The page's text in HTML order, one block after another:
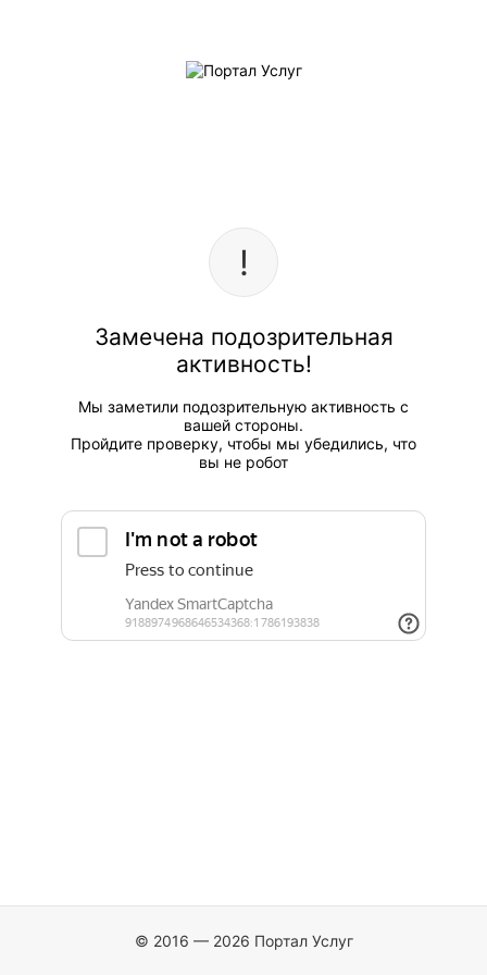
Замечена подозрительная
активность!
Мы заметили подозрительную активность с
вашей стороны.
Пройдите проверку, чтобы мы убедились, что
вы не робот
© 2016 — 2026 Портал Услуг